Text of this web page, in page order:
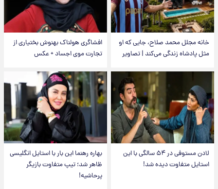
خانه مجلل محمد صلاح، جایی که او
مثل پادشاه زندگی می‌کند | تصاویر
افشاگری هولناک بهنوش بختیاری از
تجارت موی اجساد + عکس
لادن مستوفی در ۵۴ سالگی با این
استایل متفاوت دیده شد!
بهاره رهنما این بار با استایل انگلیسی
ظاهر شد؛ تیپ متفاوت بازیگر
پرحاشیه!